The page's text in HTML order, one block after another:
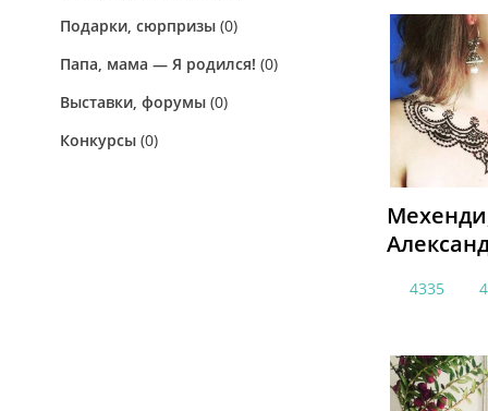
Подарки, сюрпризы(0)
Папа, мама — Я родился! (0)
Выставки, форумы(0)
Конкурсы(0)
4335 4